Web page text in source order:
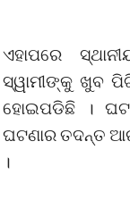
ଏହାପରେ
ସ୍ୱାମୀଙ୍କୁ ଖୁବ
ହୋଇପଡିଛି ।
ଘଟଣାର ତଦନ୍ତ
।